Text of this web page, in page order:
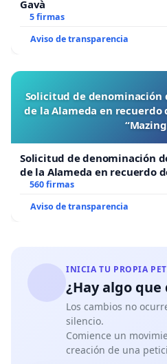
Gavà
5 firmas
Aviso de transparencia
Solicitud de denominación
de la Alameda en recuerdo
Solicitud de denominación
de la Alameda en recuerdo
“Mazinger”
560 firmas
Aviso de transparencia
INICIA TU PROPIA
¿Hay algo
Los cambios no
silencio.
Comience un
creación de una